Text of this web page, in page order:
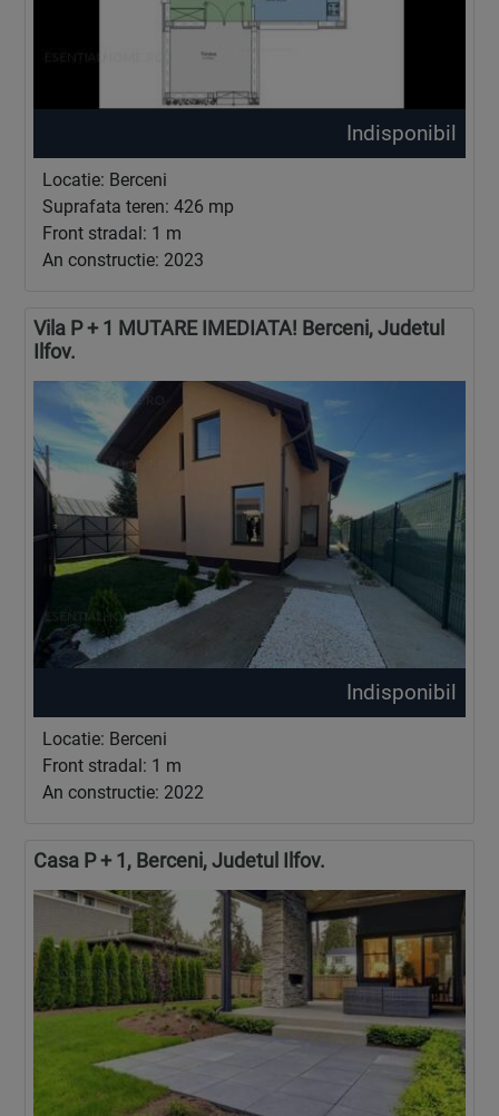
Indisponibil
Locatie: Berceni
Suprafata teren: 426 mp
Front stradal: 1 m
An constructie: 2023
Vila P + 1 MUTARE IMEDIATA! Berceni, Judetul
Ilfov.
Indisponibil
Locatie: Berceni
Front stradal: 1 m
An constructie: 2022
Casa P + 1, Berceni, Judetul Ilfov.